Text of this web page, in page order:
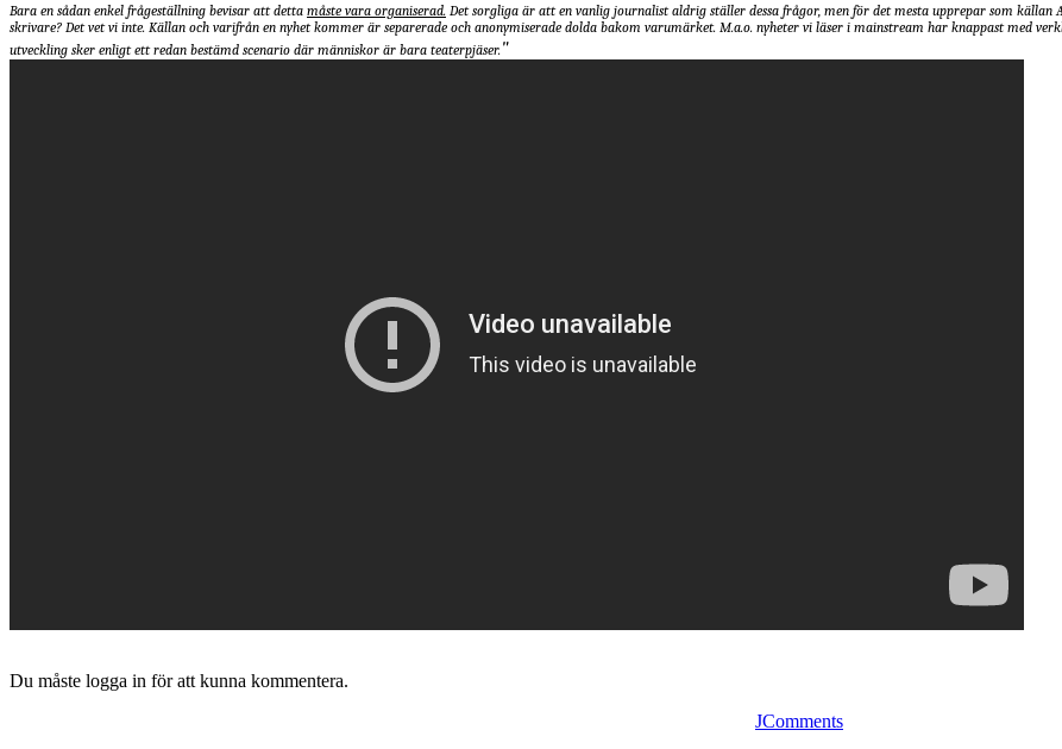
Bara en sådan enkel frågeställning bevisar att detta måste vara organiserad. Det sorgliga är att en vanlig journalist aldrig ställer dessa frågor, men för det mesta upprepar som
skrivare? Det vet vi inte. Källan och varifrån en nyhet kommer är separerade och anonymiserade dolda bakom varumärket. M.a.o. nyheter vi läser i mainstream har knappast med
utveckling sker enligt ett redan bestämd scenario där människor är bara teaterpjäser."
Du måste logga in för att kunna kommentera.
JComments